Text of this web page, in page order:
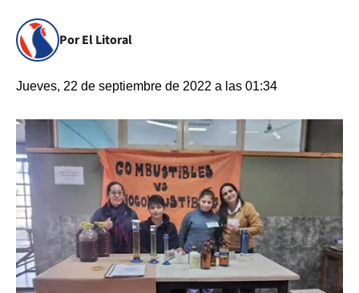
Por El Litoral
Jueves, 22 de septiembre de 2022 a las 01:34